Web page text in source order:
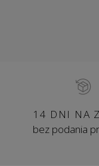
14 DNI NA
bez podania